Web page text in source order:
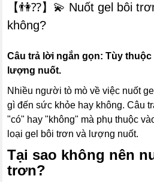
【👫⁇】💫 Nuốt gel bôi
không?
Câu trả lời ngắn gọn: Tùy
lượng nuốt.
Nhiều người tò mò về việc nuốt
gì đến sức khỏe hay không. Câu
"có" hay "không" mà phụ thuộc
loại gel bôi trơn và lượng nuốt.
Tại sao không nên
trơn?